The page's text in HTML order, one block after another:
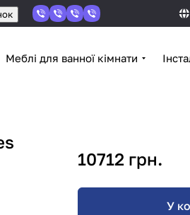
Меблі для ванної кімнати
10712 грн.
У